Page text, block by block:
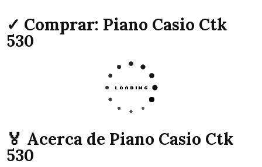
✓ Comprar: Piano Casio Ctk
530
🏅 Acerca de Piano Casio Ctk
530